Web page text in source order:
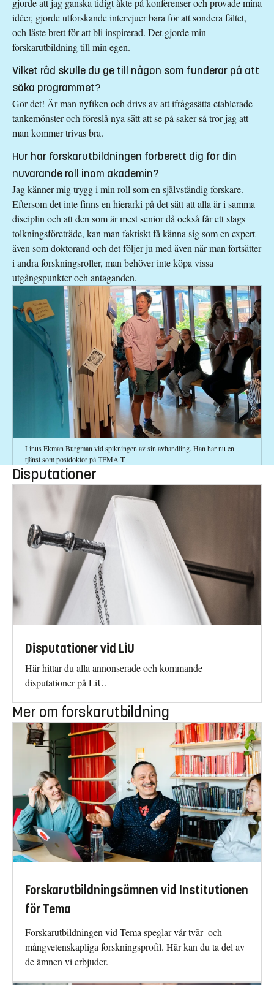
gjorde att jag ganska tidigt åkte på konferenser och provade mina
idéer, gjorde utforskande intervjuer bara för att sondera fältet,
och läste brett för att bli inspirerad. Det gjorde min
forskarutbildning till min egen.
Vilket råd skulle du ge till någon som funderar på att
söka programmet?
Gör det! Är man nyfiken och drivs av att ifrågasätta etablerade
tankemönster och föreslå nya sätt att se på saker så tror jag att
man kommer trivas bra.
Hur har forskarutbildningen förberett dig för din
nuvarande roll inom akademin?
Jag känner mig trygg i min roll som en självständig forskare.
Eftersom det inte finns en hierarki på det sätt att alla är i samma
disciplin och att den som är mest senior då också får ett slags
tolkningsföreträde, kan man faktiskt få känna sig som en expert
även som doktorand och det följer ju med även när man fortsätter
i andra forskningsroller, man behöver inte köpa vissa
utgångspunkter och antaganden.
Linus Ekman Burgman vid spikningen av sin avhandling. Han har nu en
tjänst som postdoktor på TEMA T.
Disputationer
Disputationer vid LiU
Här hittar du alla annonserade och kommande
disputationer på LiU.
Mer om forskarutbildning
Forskarutbildningsämnen vid Institutionen
för Tema
Forskarutbildningen vid Tema speglar vår tvär- och
mångvetenskapliga forskningsprofil. Här kan du ta del av
de ämnen vi erbjuder.